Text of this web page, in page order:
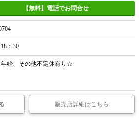
【無料】電話でお問合せ
：30
年始、その他不定休有り☆
販売店詳細はこちら